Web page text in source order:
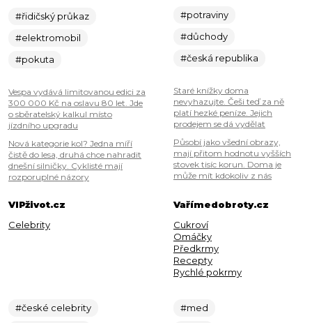
#řidičský průkaz
#elektromobil
#pokuta
Vespa vydává limitovanou edici za
300 000 Kč na oslavu 80 let. Jde
o sběratelský kalkul místo
jízdního upgradu
Nová kategorie kol? Jedna míří
čistě do lesa, druhá chce nahradit
dnešní silničky. Cyklisté mají
rozporuplné názory
#potraviny
#důchody
#česká republika
Staré knížky doma
nevyhazujte. Češi teď za ně
platí hezké peníze. Jejich
prodejem se dá vydělat
Působí jako všední obrazy,
mají přitom hodnotu vyšších
stovek tisíc korun. Doma je
může mít kdokoliv z nás
VIPživot.cz
Celebrity
#české celebrity
Vařímedobroty.cz
Cukroví
Omáčky
Předkrmy
Recepty
Rychlé pokrmy
#med